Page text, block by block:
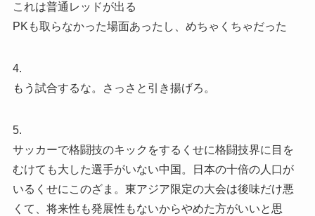
これは普通レッドが出る
PKも取らなかった場面あったし、めちゃくちゃだった
4.
もう試合するな。さっさと引き揚げろ。
5.
サッカーで格闘技のキックをするくせに格闘技界に目を
むけても大した選手がいない中国。日本の十倍の人口が
いるくせにこのざま。東アジア限定の大会は後味だけ悪
くて、将来性も発展性もないからやめた方がいいと思